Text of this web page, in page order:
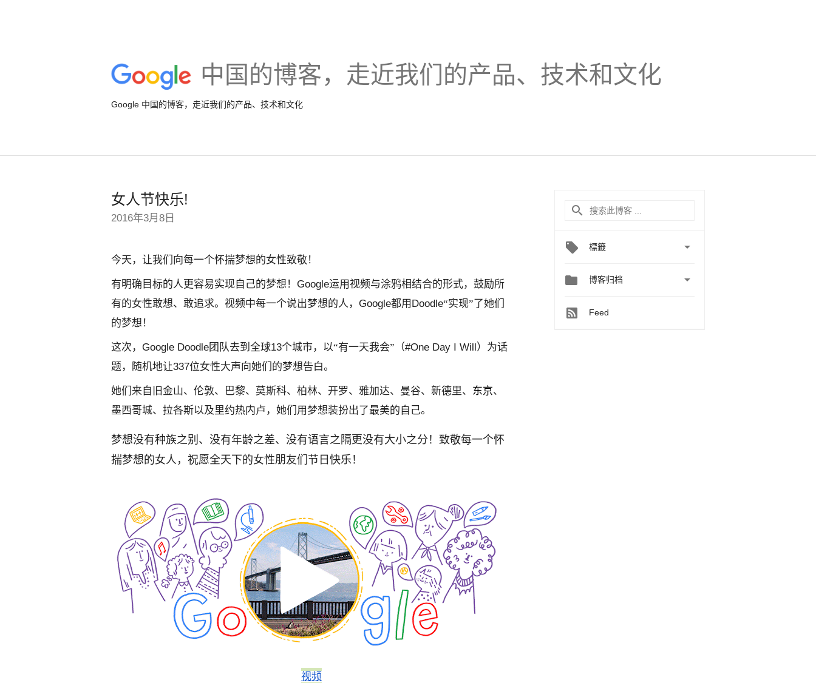
中国的博客，走近我们的产品、技术和文化
Google 中国的博客，走近我们的产品、技术和文化
女人节快乐!
2016年3月8日
今天，让我们向每一个怀揣梦想的女性致敬！
有明确目标的人更容易实现自己的梦想！ Google运用视频与涂鸦相结合的形式，鼓励所
有的女性敢想、敢追求。视频中每一个说出梦想的人， Google都用 Doodle“实现”了她们
的梦想！
这次， Google Doodle团队去到全球13个城市，以“有一天我会”（#One Day I Will）为话
题，随机地让337位女性大声向她们的梦想告白。
她们来自旧金山、伦敦、巴黎、莫斯科、柏林、开罗、雅加达、曼谷、新德里、 东京、
墨西哥城、拉各斯以及里约热内卢，她们用梦想装扮出了最美的自己。
梦想没有种族之别、没有年龄之差、没有语言之隔更没有大小之分！致敬每一个怀
揣梦想的女人，祝愿全天下的女性朋友们节日快乐！
视频
標籤 
 博客归档 
Feed